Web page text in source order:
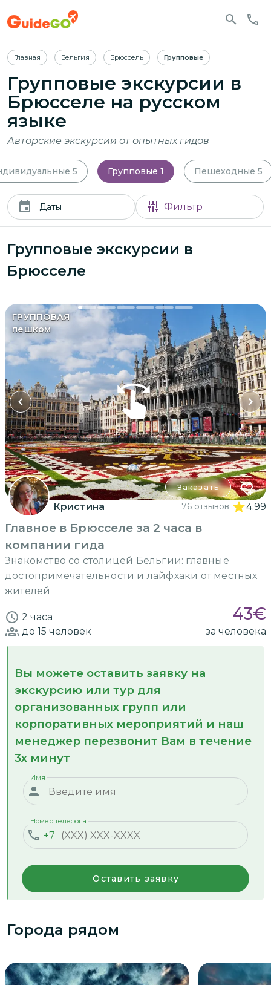
Главная Бельгия Брюссель Групповые
Групповые экскурсии в
Брюсселе на русском
языке
Авторские экскурсии от опытных гидов
5 Групповые 1 Пешеходные 5
Даты Фильтр
Групповые экскурсии в
Брюсселе
ГРУППОВАЯ
пешком
Заказать
Кристина 76 отзывов 4.99
Главное в Брюсселе за 2 часа в
компании гида
Знакомство со столицей Бельгии: главные
достопримечательности и лайфхаки от местных
жителей
2 часа 43€
до 15 человек за человека
Вы можете оставить заявку на
экскурсию или тур для
организованных групп или
корпоративных мероприятий и наш
менеджер перезвонит Вам в течение
3х минут
Имя
+7
Номер телефона
Оставить заявку
Города рядом